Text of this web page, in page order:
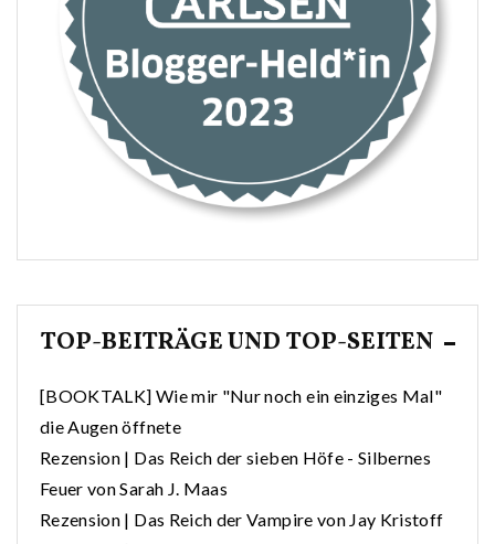
TOP-BEITRÄGE UND TOP-SEITEN
[BOOKTALK] Wie mir "Nur noch ein einziges Mal"
die Augen öffnete
Rezension | Das Reich der sieben Höfe - Silbernes
Feuer von Sarah J. Maas
Rezension | Das Reich der Vampire von Jay Kristoff